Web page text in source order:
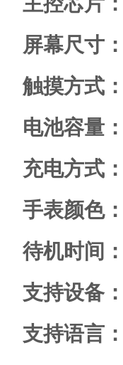
屏幕尺寸 ：
触摸方式 ：
电池容量 ：
充电方式 ：
手表颜色：
待机时间 ：
支持设备：
支持语言 ：